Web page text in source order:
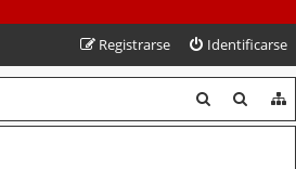
Identificarse
Registrarse
u
u